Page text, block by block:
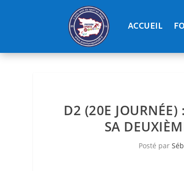
ACCUEIL
D2 (20E JOURNÉE)
SA
Posté par